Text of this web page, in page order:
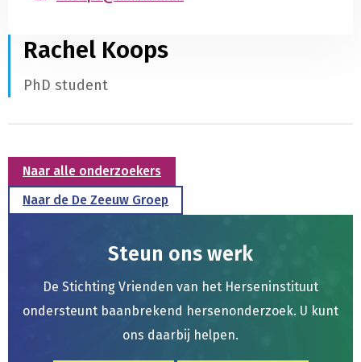
Rachel Koops
PhD student
Naar alle onderzoekers
Naar de De Zeeuw Groep
Steun ons werk
De Stichting Vrienden van het Herseninstituut
ondersteunt baanbrekend hersenonderzoek. U kunt
ons daarbij helpen.